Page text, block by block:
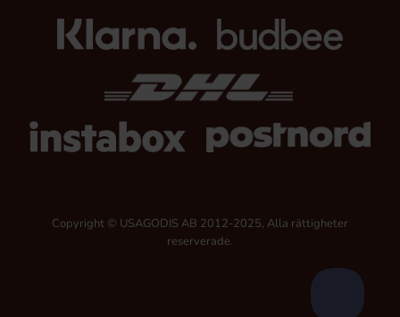
Copyright © USAGODIS AB 2012-2025, Alla rättigheter
reserverade.